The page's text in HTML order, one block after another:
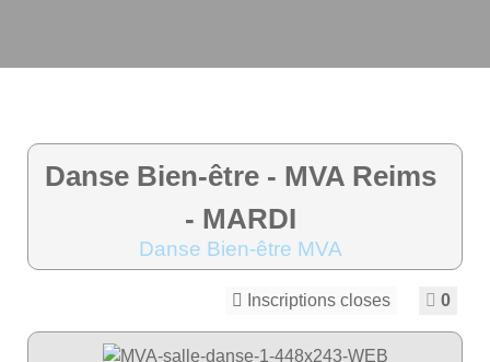
Danse Bien-être - MVA Reims
- MARDI
Danse Bien-être MVA
Inscriptions closes 0